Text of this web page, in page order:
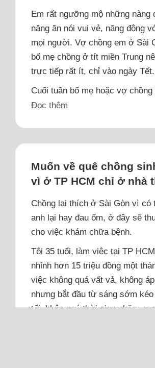
Em rất ngưỡng mộ những nàng
năng ăn nói vui vẻ, năng động
mọi người. Vợ chồng em ở Sài
bố mẹ chồng ở tít miền Trung
trực tiếp rất ít, chỉ vào ngày Tết.
Cuối tuần bố mẹ hoặc vợ chồng
Đọc thêm
Muốn về quê chồng
vì ở TP HCM chỉ ở nhà
Chồng lại thích ở Sài Gòn vì có
anh lại hay đau ốm, ở đây sẽ
cho việc khám chữa bệnh.
Tôi 35 tuổi, làm việc tại TP
nhỉnh hơn 15 triệu đồng một
việc không quá vất vả, không
nhưng bắt đầu từ sáng sớm
tối, không có thời gian chăm